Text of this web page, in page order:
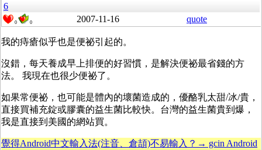
6
0 0 2007-11-16 quote
我的痔瘡似乎也是便祕引起的。
沒錯，每天養成早上排便的好習慣，是解決便祕最省錢的方
法。 我現在也很少便祕了。
如果常便祕，也可能是體內的壞菌造成的，優酪乳太甜/冰/貴，
直接買補充錠或膠囊的益生菌比較快。台灣的益生菌貴到爆，
我是直接到美國的網站買。
覺得Android中文輸入法(注音、倉頡)不易輸入？→ gcin Android